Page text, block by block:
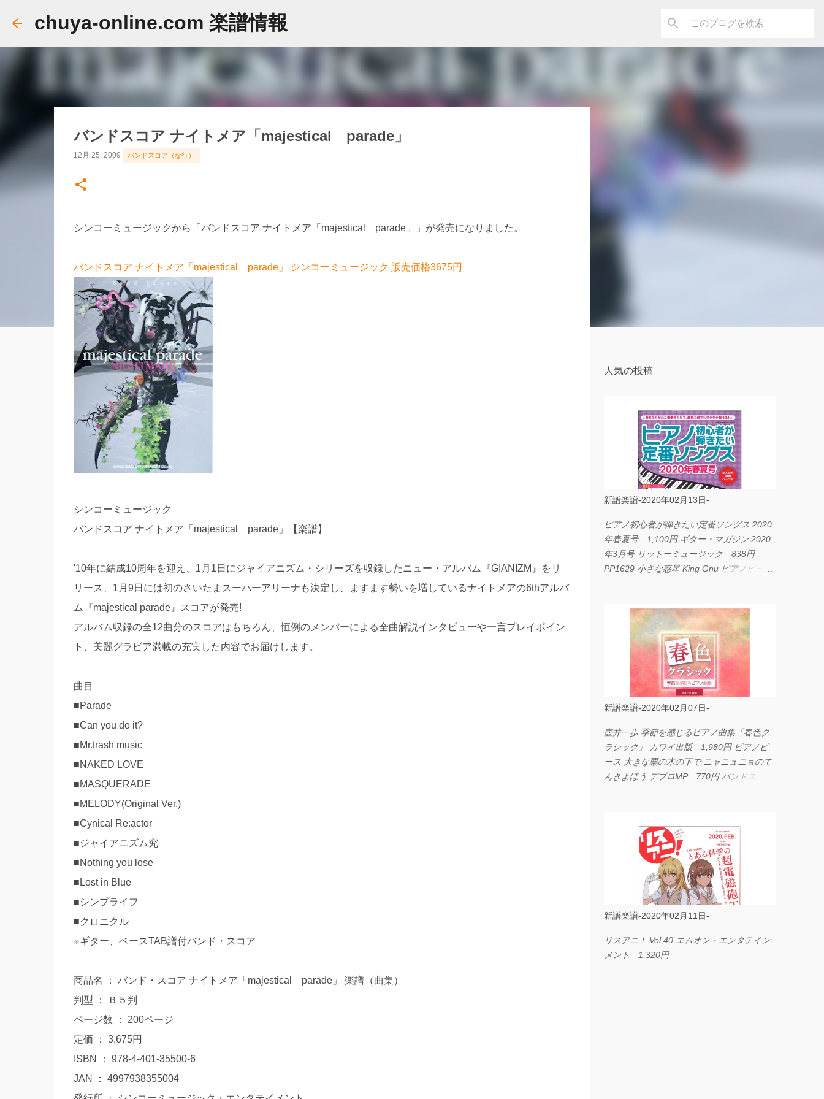
chuya-online.com 楽譜情報
バンドスコア ナイトメア「majestical parade」
12月 25, 2009 バンドスコア（な行）
シンコーミュージックから「バンドスコア ナイトメア「majestical parade」」が発売になりました。
バンドスコア ナイトメア「majestical parade」 シンコーミュージック 販売価格3675円
シンコーミュージック
バンドスコア ナイトメア「majestical parade」【楽譜】
'10年に結成10周年を迎え、1月1日にジャイアニズム・シリーズを収録したニュー・アルバム『GIANIZM』をリ
リース、1月9日には初のさいたまスーパーアリーナも決定し、ますます勢いを増しているナイトメアの6thアルバ
ム『majestical parade』スコアが発売!
アルバム収録の全12曲分のスコアはもちろん、恒例のメンバーによる全曲解説インタビューや一言プレイポイン
ト、美麗グラビア満載の充実した内容でお届けします。
曲目
■Parade
■Can you do it?
■Mr.trash music
■NAKED LOVE
■MASQUERADE
■MELODY(Original Ver.)
■Cynical Re:actor
■ジャイアニズム究
■Nothing you lose
■Lost in Blue
■シンプライフ
■クロニクル
※ギター、ベースTAB譜付バンド・スコア
商品名 ： バンド・スコア ナイトメア「majestical parade」 楽譜（曲集）
判型 ： Ｂ５判
ページ数 ： 200ページ
定価 ： 3,675円
ISBN ： 978-4-401-35500-6
JAN ： 4997938355004
人気の投稿
新譜楽譜-2020年02月13日-
ピアノ初心者が弾きたい定番ソングス 2020
年春夏号 1,100円 ギター・マガジン 2020
年3月号 リットーミュージック 838円
PP1629 小さな惑星 King Gnu ピアノピース
LOVE... Official髭男dism バンドピース フェ
アリー 825円
新譜楽譜-2020年02月07日-
壺井一歩 季節を感じるピアノ曲集「春色ク
ラシック」 カワイ出版 1,980円 ピアノピ
ース 大きな栗の木の下で ニャニュニョのて
んきよほう デプロMP 770円 バンドスコア
ス I LOVE．．． Official髭男dism やさしく
弾ける ピアノピース フェアリー 660円
BP2225 Kingdom of the Heavens 春畑道哉
バンドピース フェアリー 825円
新譜楽譜-2020年02月11日-
リスアニ！ Vol.40 エムオン・エンタテイン
メント 1,320円